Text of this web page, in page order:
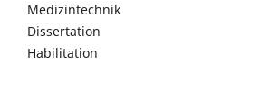
Medizintechnik
Dissertation
Habilitation